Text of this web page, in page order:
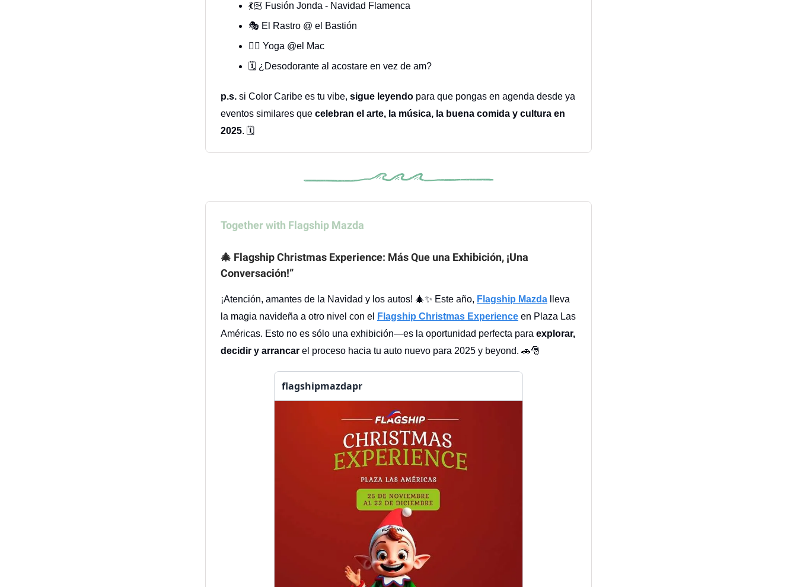
💃🏻 Fusión Jonda - Navidad Flamenca
🎭 El Rastro @ el Bastión
🧘‍♀️ Yoga @el Mac
🗓️ ¿Desodorante al acostare en vez de am?
p.s. si Color Caribe es tu vibe, sigue leyendo para que pongas en agenda desde ya
eventos similares que celebran el arte, la música, la buena comida y cultura en
2025. 🗓️
Together with Flagship Mazda
🎄 Flagship Christmas Experience: Más Que una Exhibición, ¡Una
Conversación!”
¡Atención, amantes de la Navidad y los autos! 🎄✨ Este año, Flagship Mazda lleva
la magia navideña a otro nivel con el
Flagship Christmas Experience en Plaza Las
Américas. Esto no es sólo una exhibición—es la oportunidad perfecta para explorar,
decidir y arrancar el proceso hacia tu auto nuevo para 2025 y beyond. 🚗🎅
flagshipmazdapr